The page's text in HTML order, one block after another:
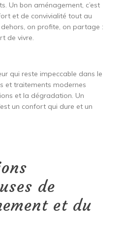
Un bon aménagement, c’est
et de convivialité tout au
dehors, on profite, on partage :
de vivre.
qui reste impeccable dans le
et traitements modernes
et la dégradation. Un
un confort qui dure et un
de
et du